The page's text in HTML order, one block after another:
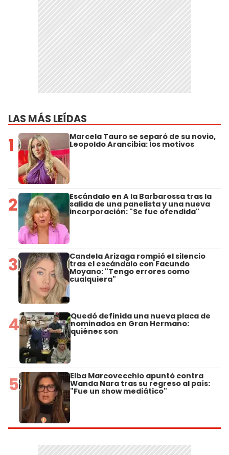
LAS MÁS LEÍDAS
1 Marcela Tauro se separó de su novio,
Leopoldo Arancibia: los motivos
2 Escándalo en A la Barbarossa tras la
salida de una panelista y una nueva
incorporación: "Se fue ofendida"
3 Candela Arizaga rompió el silencio
tras el escándalo con Facundo
Moyano: "Tengo errores como
cualquiera"
4 Quedó definida una nueva placa de
nominados en Gran Hermano:
quiénes son
5 Elba Marcovecchio apuntó contra
Wanda Nara tras su regreso al país:
"Fue un show mediático"